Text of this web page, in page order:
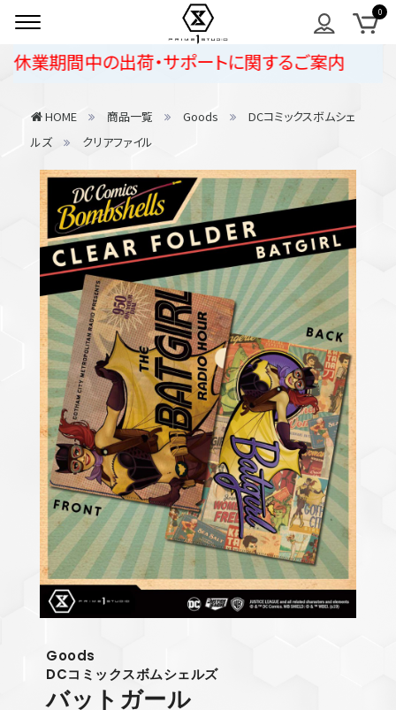
期間中の出荷・サポートに関するご案内
HOME 商品一覧 Goods
DCコミックスボムシェ
ルズ
クリアファイル
Goods
DCコミックスボムシェルズ
バットガール